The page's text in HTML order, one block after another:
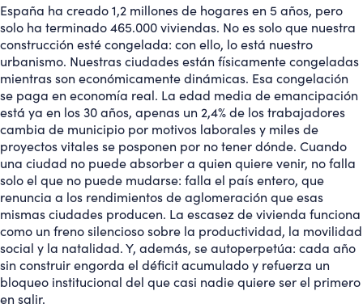
España ha creado 1,2 millones de hogares en 5 años, pero
solo ha terminado 465.000 viviendas. No es solo que nuestra
construcción esté congelada: con ello, lo está nuestro
urbanismo. Nuestras ciudades están físicamente congeladas
mientras son económicamente dinámicas. Esa congelación
se paga en economía real. La edad media de emancipación
está ya en los 30 años, apenas un 2,4% de los trabajadores
cambia de municipio por motivos laborales y miles de
proyectos vitales se posponen por no tener dónde. Cuando
una ciudad no puede absorber a quien quiere venir, no falla
solo el que no puede mudarse: falla el país entero, que
renuncia a los rendimientos de aglomeración que esas
mismas ciudades producen. La escasez de vivienda funciona
como un freno silencioso sobre la productividad, la movilidad
social y la natalidad. Y, además, se autoperpetúa: cada año
sin construir engorda el déficit acumulado y refuerza un
bloqueo institucional del que casi nadie quiere ser el primero
en salir.